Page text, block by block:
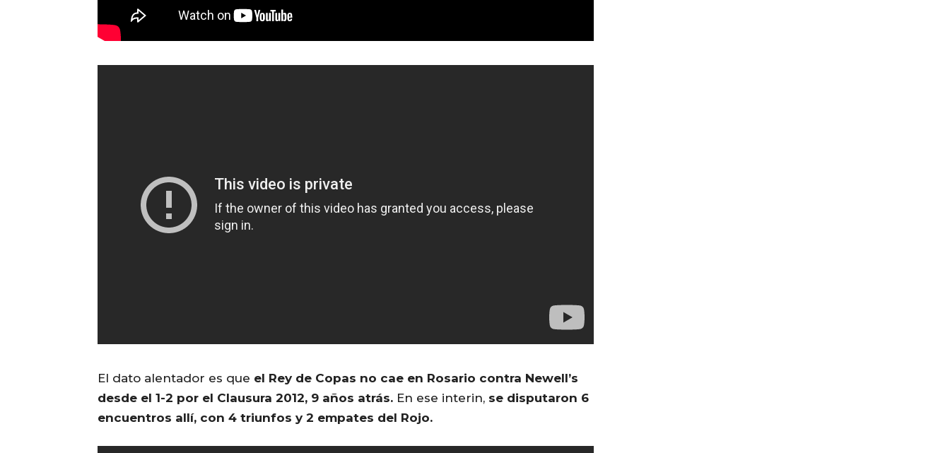
El dato alentador es que el Rey de Copas no cae en Rosario contra Newell’s
desde el 1-2 por el Clausura 2012, 9 años atrás. En ese interin, se disputaron 6
encuentros allí, con 4 triunfos y 2 empates del Rojo.